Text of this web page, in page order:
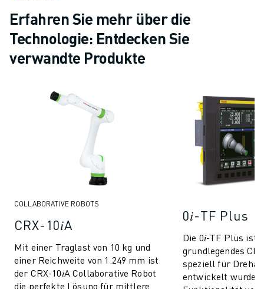
Erfahren Sie mehr über die
Technologie: Entdecken Sie
verwandte Produkte
COLLABORATIVE ROBOTS
CRX-10𝑖A
Mit einer Traglast von 10 kg und
einer Reichweite von 1.249 mm ist
der CRX-10𝑖A Collaborative Robot
die perfekte Lösung für mittlere
0𝑖-TF Plus
Die 0𝑖-TF Plus ist
grundlegendes
speziell für
entwickelt wurde